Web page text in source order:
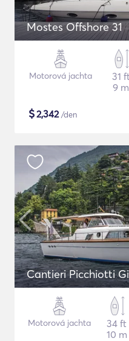
Mostes Offshore 31
Motorová jachta
31
9 m
$2,342/den
Cantieri Picchiotti
Motorová jachta
34 ft
10 m